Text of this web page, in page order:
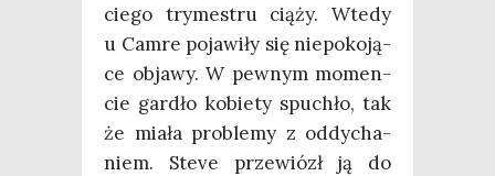
cie­go try­me­stru cią­ży. Wte­dy
u Cam­re poja­wi­ły się nie­po­ko­ją­
ce obja­wy. W pew­nym momen­
cie gar­dło kobie­ty spu­chło, tak
że mia­ła pro­ble­my z oddy­cha­
niem. Ste­ve prze­wiózł ją do